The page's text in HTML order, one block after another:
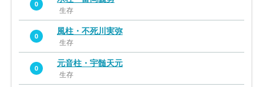
0
生存
0 風柱・不死川実弥
生存
0 元音柱・宇髄天元
生存